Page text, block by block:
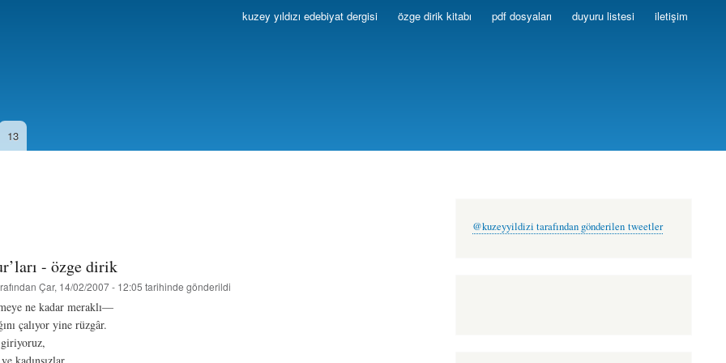
kuzey yıldızı edebiyat dergisi özge dirik kitabı pdf dosyaları duyuru listesi iletişim
13
- özge dirik
Çar, 14/02/2007 - 12:05 tarihinde gönderildi
ne kadar meraklı—
çalıyor yine rüzgâr.
giriyoruz,
@kuzeyyildizi tarafından gönderilen tweetler